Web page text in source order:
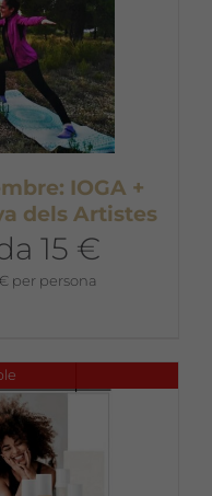
IOGA +
dels Artistes
15 €
per persona